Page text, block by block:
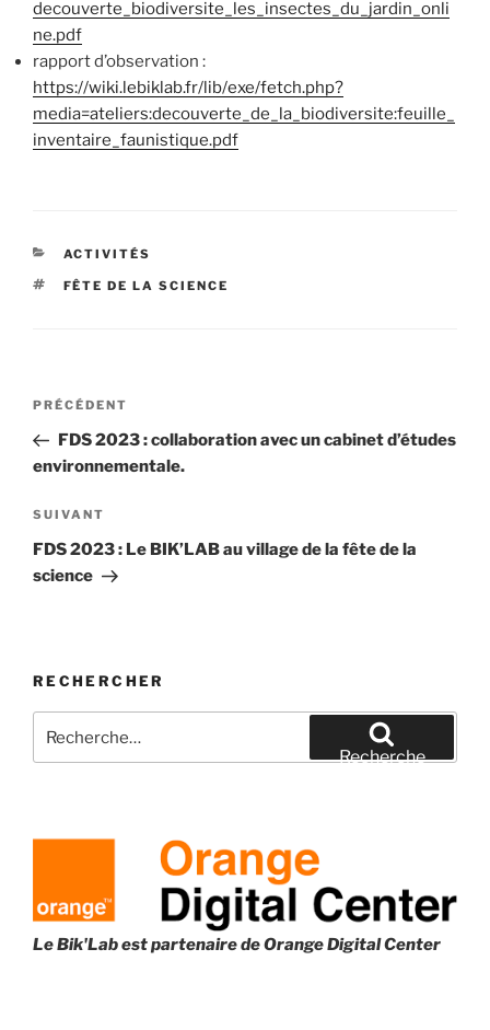
decouverte_biodiversite_les_insectes_du_jardin_onli
ne.pdf
rapport d’observation :
https://wiki.lebiklab.fr/lib/exe/fetch.php?
media=ateliers:decouverte_de_la_biodiversite:feuille_
inventaire_faunistique.pdf
CATÉGORIES
ACTIVITÉS
ÉTIQUETTES
FÊTE DE LA SCIENCE
Navigation
l’article
Article
précédent
PRÉCÉDENT
FDS 2023 : collaboration avec un cabinet d’études
environnementale.
Article
suivant
SUIVANT
FDS 2023 : Le BIK’LAB au village de la fête de la
science
RECHERCHER
pour
Recherche
Le Bik'Lab est partenaire deOrange Digital Center